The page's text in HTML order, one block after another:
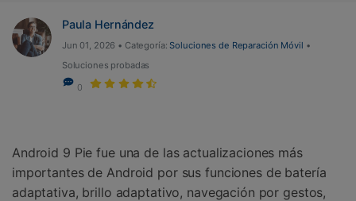
Paula Hernández
Jun 01, 2026 • Categoría:Soluciones de Reparación Móvil •
Soluciones probadas
0
Android 9 Pie fue una de las actualizaciones más
importantes de Android por sus funciones de batería
adaptativa, brillo adaptativo, navegación por gestos,